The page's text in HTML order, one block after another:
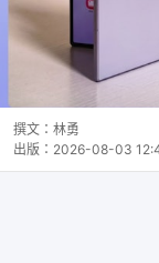
撰文： 林勇
出版： 2026-08-03